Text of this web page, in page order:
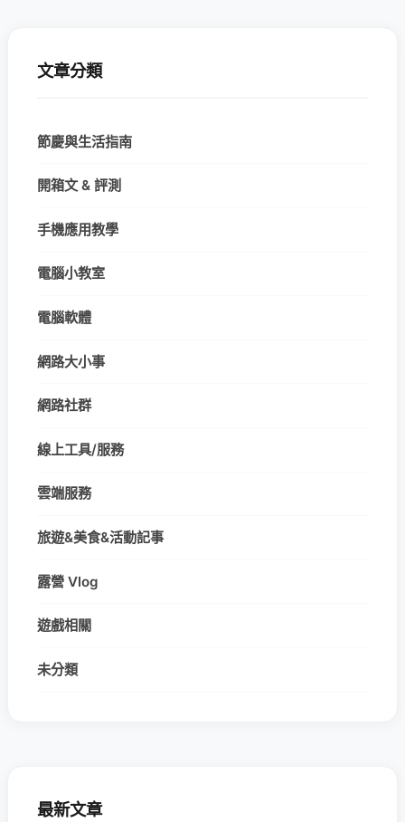
文章分類
節慶與生活指南
開箱文 & 評測
手機應用教學
電腦小教室
電腦軟體
網路大小事
網路社群
線上工具/服務
雲端服務
旅遊&美食&活動記事
露營 Vlog
遊戲相關
未分類
最新文章